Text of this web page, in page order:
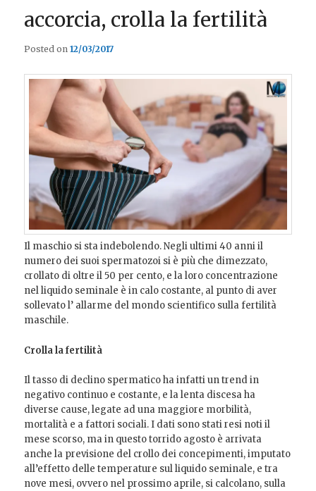
accorcia, crolla la fertilità
Posted on12/03/2017
Il maschio si sta indebolendo. Negli ultimi 40 anni il
numero dei suoi spermatozoi si è più che dimezzato,
crollato di oltre il 50 per cento, e la loro concentrazione
nel liquido seminale è in calo costante, al punto di aver
sollevato l’ allarme del mondo scientifico sulla fertilità
maschile.
Crolla la fertilità
Il tasso di declino spermatico ha infatti un trend in
negativo continuo e costante, e la lenta discesa ha
diverse cause, legate ad una maggiore morbilità,
mortalità e a fattori sociali. I dati sono stati resi noti il
mese scorso, ma in questo torrido agosto è arrivata
anche la previsione del crollo dei concepimenti, imputato
all’effetto delle temperature sul liquido seminale, e tra
nove mesi, ovvero nel prossimo aprile, si calcolano, sulla